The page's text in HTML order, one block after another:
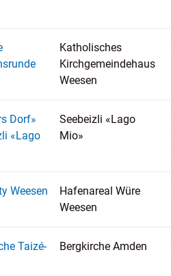
Katholisches
Kirchgemeindehaus
Weesen
Dorf»
«Lago
Seebeizli «Lago
Mio»
Weesen
Hafenareal Würe
Weesen
Taizé-
Bergkirche Amden